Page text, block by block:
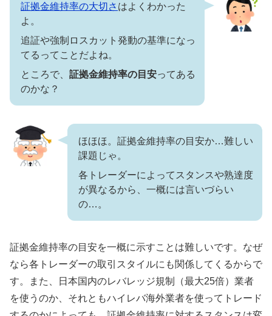
証拠金維持率の大切さ はよくわかった
よ。
追証や強制ロスカット発動の基準になっ
てるってことだよね。
ところで、 証拠金維持率の目安ってある
のかな？
ほほほ。証拠金維持率の目安か…難しい
課題じゃ。
各トレーダーによってスタンスや熟達度
が異なるから、一概には言いづらい
の…。
証拠金維持率の目安を一概に示すことは難しいです。なぜ
なら各トレーダーの取引スタイルにも関係してくるからで
す。また、日本国内のレバレッジ規制（最大25倍）業者
を使うのか、それともハイレバ海外業者を使ってトレード